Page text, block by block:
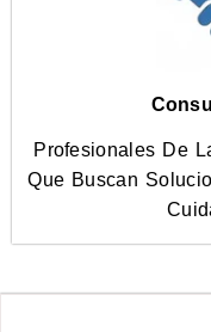
Profesionales De
Que Buscan